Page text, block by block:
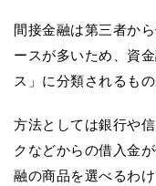
間接金融は第三者か
ースが多いため、資
ス」に分類されるも
方法としては銀行や
クなどからの借入金
融の商品を選べるわ